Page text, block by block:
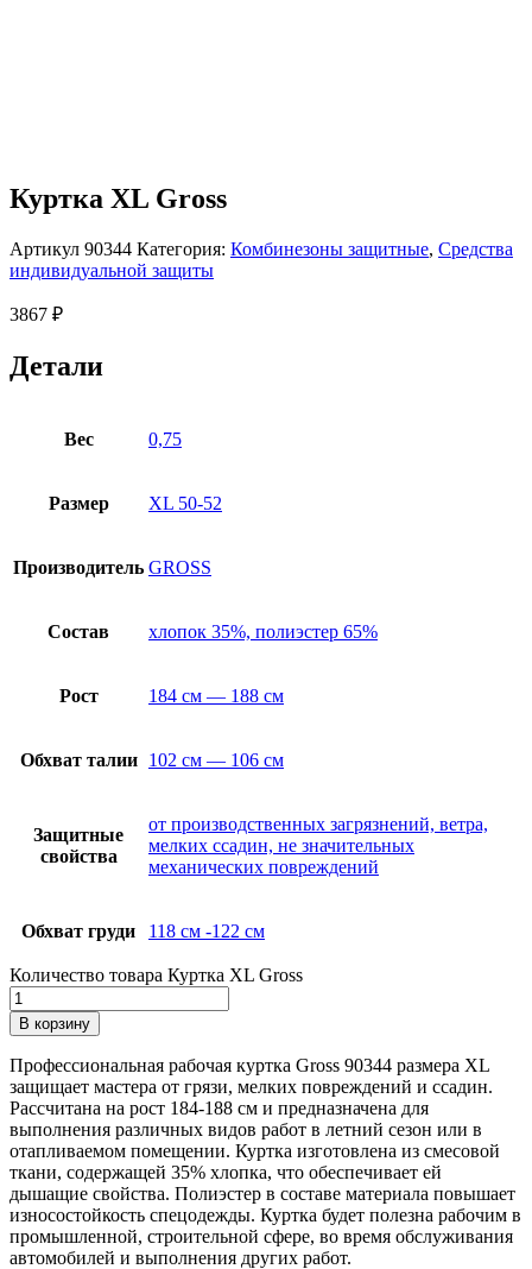
Куртка XL Gross
Артикул 90344 Категория: Комбинезоны защитные, Средства
индивидуальной защиты
3867 ₽
Детали
Вес 0,75
Размер XL 50-52
Производитель GROSS
Состав хлопок 35%, полиэстер 65%
Рост 184 см — 188 см
Обхват талии 102 см — 106 см
Защитные
свойства
от производственных загрязнений, ветра,
мелких ссадин, не значительных
механических повреждений
Обхват груди 118 см -122 см
Количество товара Куртка XL Gross
В корзину
Профессиональная рабочая куртка Gross 90344 размера XL
защищает мастера от грязи, мелких повреждений и ссадин.
Рассчитана на рост 184-188 см и предназначена для
выполнения различных видов работ в летний сезон или в
отапливаемом помещении. Куртка изготовлена из смесовой
ткани, содержащей 35% хлопка, что обеспечивает ей
дышащие свойства. Полиэстер в составе материала повышает
износостойкость спецодежды. Куртка будет полезна рабочим в
промышленной, строительной сфере, во время обслуживания
автомобилей и выполнения других работ.